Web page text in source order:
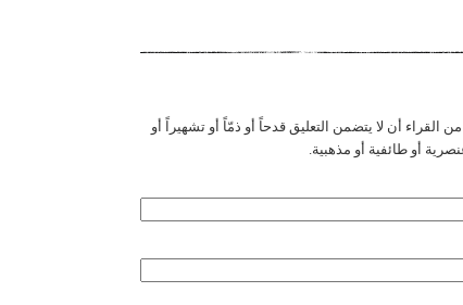
القراء أن لا يتضمن التعليق قدحاً أو ذمّاً أو تشهيراً أو
أو طائفية أو مذهبية.